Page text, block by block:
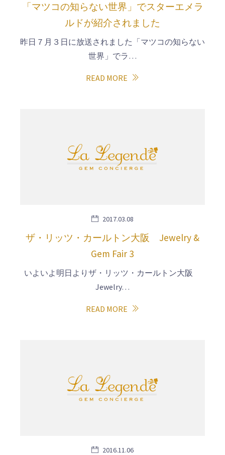
「マツコの知らない世界」でスターエメラ
ルドが紹介されました
昨日７月３日に放送されました「マツコの知らない
世界」でラ…
READ MORE
2017.03.08
ザ・リッツ・カールトン大阪 Jewelry &
Gem Fair 3
いよいよ明日よりザ・リッツ・カールトン大阪
Jewelry…
READ MORE
2016.11.06